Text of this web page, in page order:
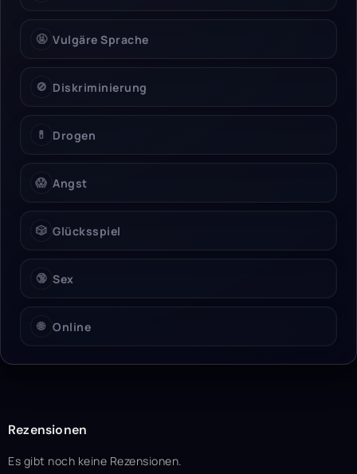
🤬 Vulgäre Sprache
🚫 Diskriminierung
💊 Drogen
😱 Angst
🎲 Glücksspiel
🔞 Sex
🌐 Online
Rezensionen
Es gibt noch keine Rezensionen.